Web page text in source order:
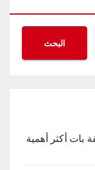
البحث
بات أكثر أهمية